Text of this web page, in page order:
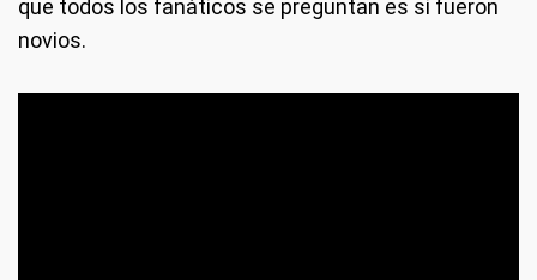
que todos los fanáticos se preguntan es si fueron
novios.